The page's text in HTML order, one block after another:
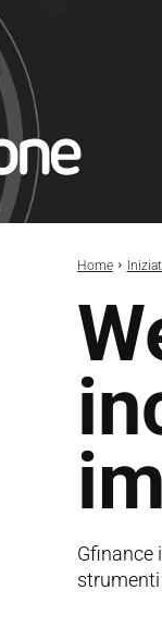
Home
Gfinance
strumenti